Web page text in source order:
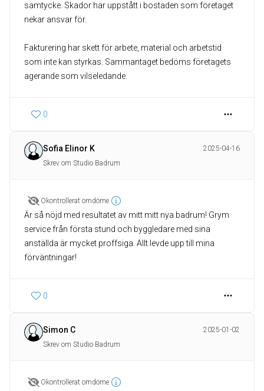
samtycke. Skador har uppstått i bostaden som företaget
nekar ansvar för.
Fakturering har skett för arbete, material och arbetstid
som inte kan styrkas. Sammantaget bedöms företagets
agerande som vilseledande.
0
Sofia Elinor K
2025-04-16
Skrev om Studio Badrum
Okontrollerat omdöme
Är så nöjd med resultatet av mitt mitt nya badrum! Grym
service från första stund och byggledare med sina
anställda är mycket proffsiga. Allt levde upp till mina
förväntningar!
0
Simon C
2025-01-02
Skrev om Studio Badrum
Okontrollerat omdöme